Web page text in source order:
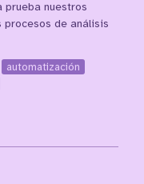
prueba nuestros
procesos de análisis
automatización